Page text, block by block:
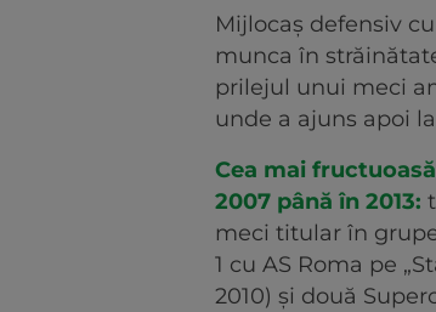
Mijlocaș defensiv
munca în
prilejul unui meci
unde a ajuns apoi
Cea mai
2007 până în 2013:
meci titular în
1 cu AS Roma pe
2010) și două